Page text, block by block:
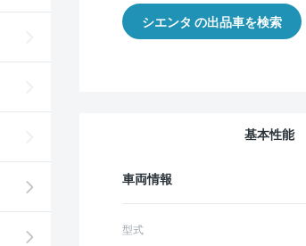
シエンタ の出品車を検索
基本性能
車両情報
型式